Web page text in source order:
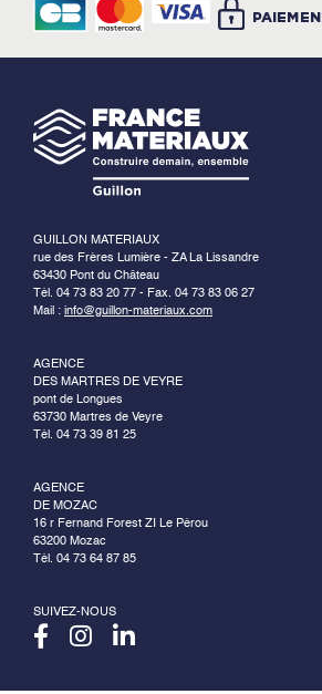
GUILLON MATERIAUX
rue des Frères Lumière - ZA La Lissandre
63430 Pont du Château
Tél. 04 73 83 20 77 - Fax. 04 73 83 06 27
Mail : info@guillon-materiaux.com
AGENCE
DES MARTRES DE VEYRE
pont de Longues
63730 Martres de Veyre
Tél. 04 73 39 81 25
AGENCE
DE MOZAC
16 r Fernand Forest ZI Le Pérou
63200 Mozac
Tél. 04 73 64 87 85
SUIVEZ-NOUS